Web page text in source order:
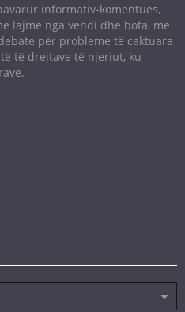
informativ-komentues,
lajme nga vendi dhe bota, me
për probleme të caktuara
të drejtave të njeriut, ku